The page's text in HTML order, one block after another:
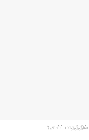
ஆகஸ்ட் மாதத்தில்